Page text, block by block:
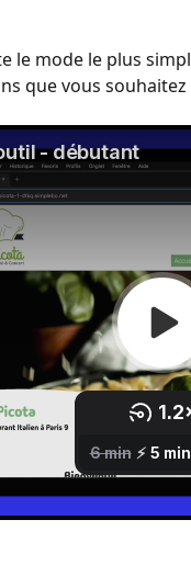
le mode le plus
que vous